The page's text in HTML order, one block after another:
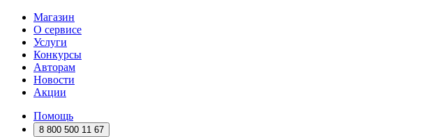
Магазин
О сервисе
Услуги
Конкурсы
Авторам
Новости
Акции
Помощь
8 800 500 11 67